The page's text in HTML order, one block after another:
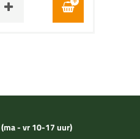
(ma - vr 10-17 uur)